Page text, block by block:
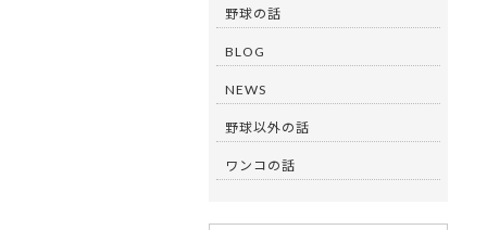
野球の話
BLOG
NEWS
野球以外の話
ワンコの話